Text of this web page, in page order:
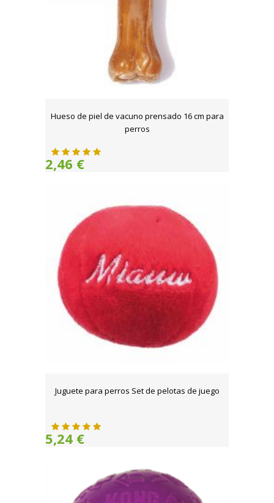
Hueso de piel de vacuno prensado 16 cm para
perros
2,46 €
Juguete para perros Set de pelotas de juego
5,24 €